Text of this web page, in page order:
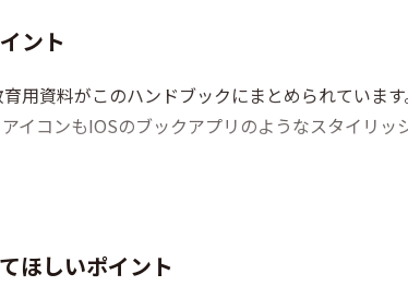
ント
用資料がこのハンドブックにまとめられていま
イコンもIOSのブックアプリのようなスタイリッ
ほしいポイント